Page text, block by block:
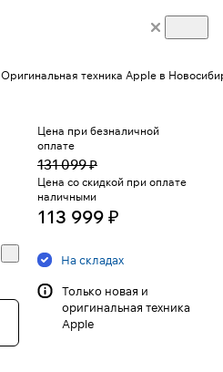
Оригинальная техника Apple в
Цена при безналичной
оплате
131 099 ₽
Цена со скидкой при оплате
наличными
113 999 ₽
На складах
Только новая и
оригинальная техника
Apple